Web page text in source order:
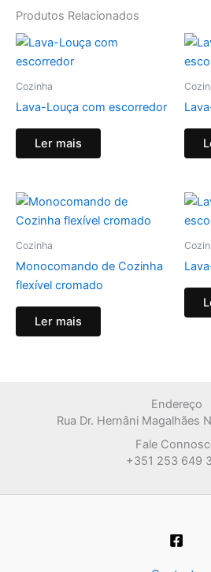
Produtos Relacionados
Cozinha
Lava-Louça com escorredor
Ler mais
Cozinha
Monocomando de Cozinha
flexível cromado
Ler mais
Endereço
Rua Dr. Hernâni Magalhães
Fale
+351 253 649